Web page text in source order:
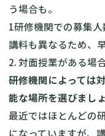
う場合も。
1研修機関での募集
講料も異なるため、
2. 対面授業がある場
研修機関によっては
能な場所を選びまし
最近ではほとんどの
になっていますが、